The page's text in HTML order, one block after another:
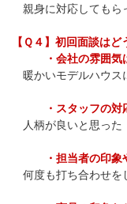
親身に対応してもら
【Ｑ４】初回面談は
・会社の雰囲気は
暖かいモデルハウス
・スタッフの対応
人柄が良いと思った
・担当者の印象や
何度も打ち合わせを